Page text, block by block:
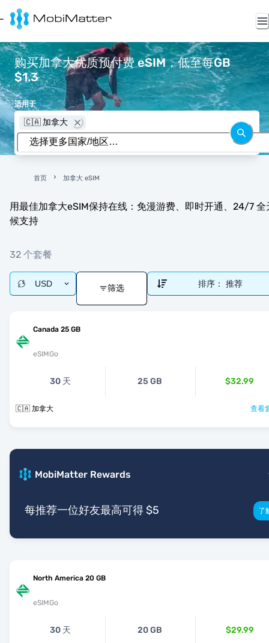
购买加拿大优质预付费 eSIM，低至每GB
$1.3
适用于
🇨🇦 加拿大
首页 加拿大 eSIM
用最佳加拿大eSIM保持在线：免漫游费、即时开通、24/7 全
候支持
32 个套餐
USD 筛选 排序： 推荐
Canada 25 GB
eSIMGo
30 天 25 GB $32.99
🇨🇦 加拿大 查看
MobiMatter Rewards
每推荐一位好友最高可得 $5 了
North America 20 GB
eSIMGo
30 天 20 GB $29.99